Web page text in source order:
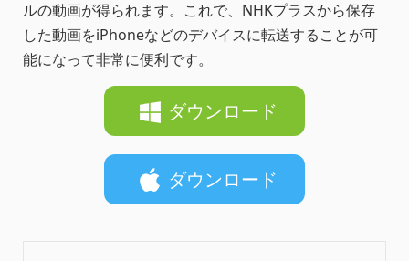
ルの動画が得られます。これで、NHKプラスから保存
した動画をiPhoneなどのデバイスに転送することが可
能になって非常に便利です。
ダウンロード
ダウンロード